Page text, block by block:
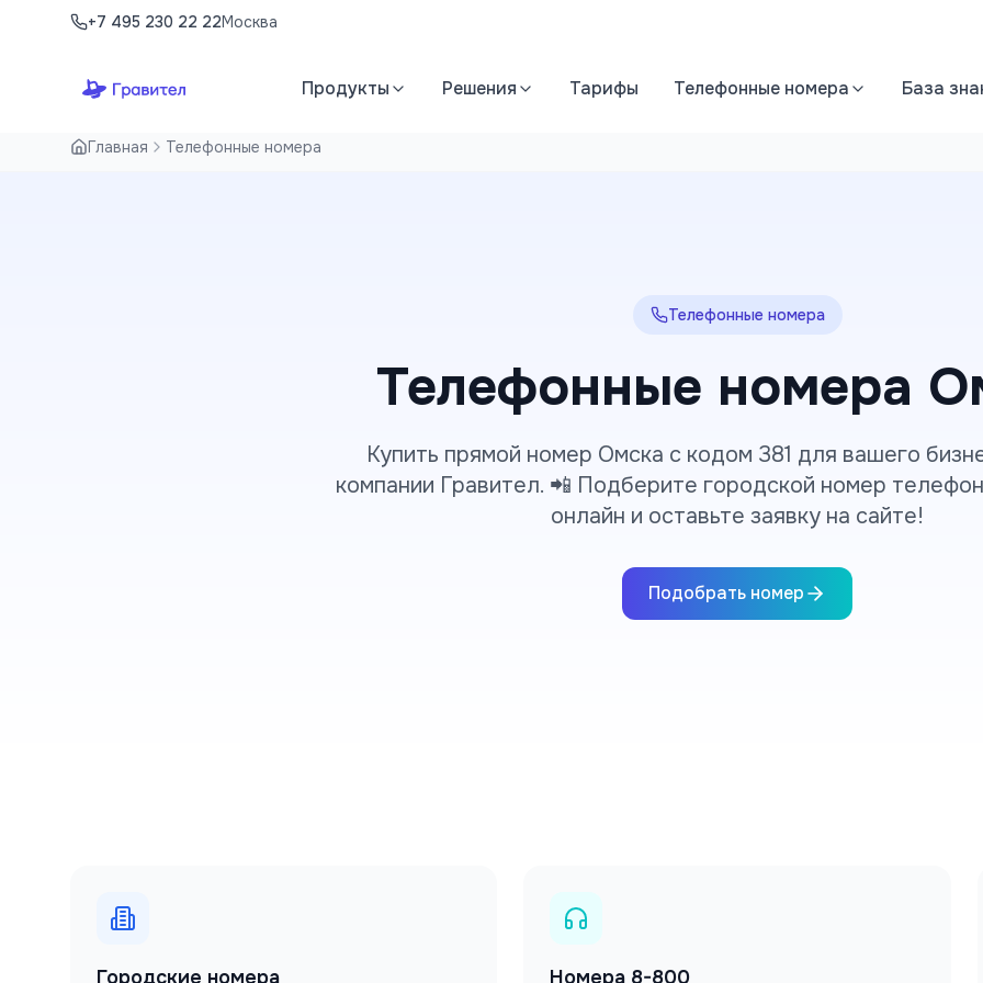
Перейти к содержимому
+7 495 230 22 22Москва
Продукты Решения Тарифы Телефонные номера База
Главная Телефонные номера
Телефонные номера
Телефонные номера
Купить прямой номер Омска с кодом 381 для вашего
компании Гравител. 📲 Подберите городской номер
онлайн и оставьте заявку на сайте!
Подобрать номер
Городские номера Номера 8-800